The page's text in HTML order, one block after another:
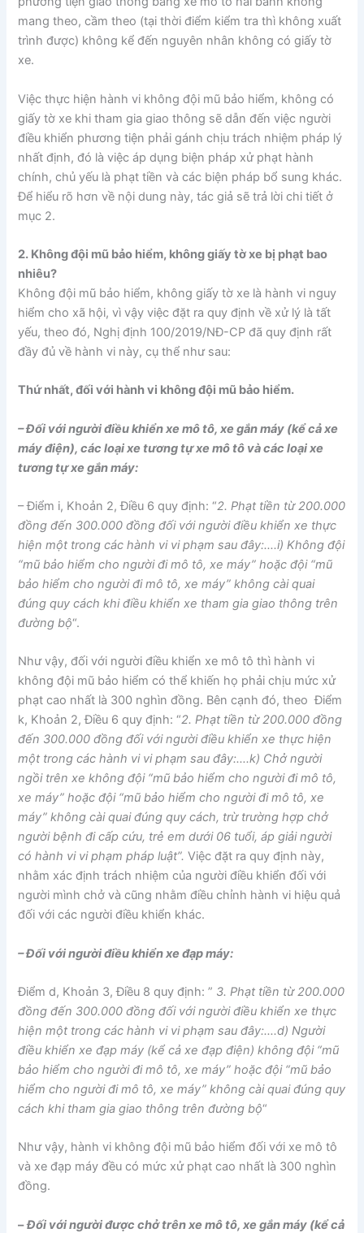
mang theo, cầm theo (tại thời điểm kiểm tra thì không xuất
trình được) không kể đến nguyên nhân không có giấy tờ
xe.
Việc thực hiện hành vi không đội mũ bảo hiểm, không có
giấy tờ xe khi tham gia giao thông sẽ dẫn đến việc người
điều khiển phương tiện phải gánh chịu trách nhiệm pháp lý
nhất định, đó là việc áp dụng biện pháp xử phạt hành
chính, chủ yếu là phạt tiền và các biện pháp bổ sung khác.
Để hiểu rõ hơn về nội dung này, tác giả sẽ trả lời chi tiết ở
mục 2.
2. Không đội mũ bảo hiểm, không giấy tờ xe bị phạt bao
nhiêu?
Không đội mũ bảo hiểm, không giấy tờ xe là hành vi nguy
hiểm cho xã hội, vì vậy việc đặt ra quy định về xử lý là tất
yếu, theo đó, Nghị định 100/2019/NĐ-CP đã quy định rất
đầy đủ về hành vi này, cụ thể như sau:
Thứ nhất, đối với hành vi không đội mũ bảo hiểm.
– Đối với người điều khiển xe mô tô, xe gắn máy (kể cả xe
máy điện), các loại xe tương tự xe mô tô và các loại xe
tương tự xe gắn máy:
– Điểm i, Khoản 2, Điều 6 quy định: “2. Phạt tiền từ 200.000
đồng đến 300.000 đồng đối với người điều khiển xe thực
hiện một trong các hành vi vi phạm sau đây:….i) Không đội
“mũ bảo hiểm cho người đi mô tô, xe máy” hoặc đội “mũ
bảo hiểm cho người đi mô tô, xe máy” không cài quai
đúng quy cách khi điều khiển xe tham gia giao thông trên
đường bộ“.
Như vậy, đối với người điều khiển xe mô tô thì hành vi
không đội mũ bảo hiểm có thể khiến họ phải chịu mức xử
phạt cao nhất là 300 nghìn đồng. Bên cạnh đó, theo Điểm
k, Khoản 2, Điều 6 quy định: “2. Phạt tiền từ 200.000 đồng
đến 300.000 đồng đối với người điều khiển xe thực hiện
một trong các hành vi vi phạm sau đây:….k) Chở người
ngồi trên xe không đội “mũ bảo hiểm cho người đi mô tô,
xe máy” hoặc đội “mũ bảo hiểm cho người đi mô tô, xe
máy” không cài quai đúng quy cách, trừ trường hợp chở
người bệnh đi cấp cứu, trẻ em dưới 06 tuổi, áp giải người
có hành vi vi phạm pháp luật”.Việc đặt ra quy định này,
nhằm xác định trách nhiệm của người điều khiển đối với
người mình chở và cũng nhằm điều chỉnh hành vi hiệu quả
đối với các người điều khiển khác.
– Đối với người điều khiển xe đạp máy:
Điểm d, Khoản 3, Điều 8 quy định: ” 3. Phạt tiền từ 200.000
đồng đến 300.000 đồng đối với người điều khiển xe thực
hiện một trong các hành vi vi phạm sau đây:….d) Người
điều khiển xe đạp máy (kể cả xe đạp điện) không đội “mũ
bảo hiểm cho người đi mô tô, xe máy” hoặc đội “mũ bảo
hiểm cho người đi mô tô, xe máy” không cài quai đúng quy
cách khi tham gia giao thông trên đường bộ“
Như vậy, hành vi không đội mũ bảo hiểm đối với xe mô tô
và xe đạp máy đều có mức xử phạt cao nhất là 300 nghìn
đồng.
– Đối với người được chở trên xe mô tô, xe gắn máy (kể cả